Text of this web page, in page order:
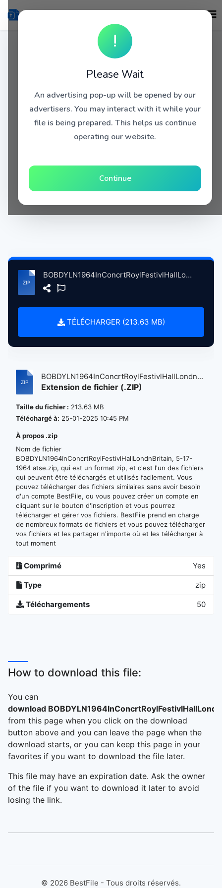
!
Please Wait
An advertising pop-up will be opened by our
advertisers. You may interact with it while your
file is being prepared. This helps us continue
operating our website.
Continue
BOBDYLN1964InConcrtRoylFestivlHallLondnBritain, 5-17-1964 atse.zip
TÉLÉCHARGER (213.63 MB)
BOBDYLN1964InConcrtRoylFestivlHallLondn...
Extension de fichier (.ZIP)
Taille du fichier : 213.63 MB
Téléchargé à: 25-01-2025 10:45 PM
À propos .zip
Nom de fichier
BOBDYLN1964InConcrtRoylFestivlHallLondnBritain, 5-17-
1964 atse.zip, qui est un format zip, et c'est l'un des fichiers
qui peuvent être téléchargés et utilisés facilement. Vous
pouvez télécharger des fichiers similaires sans avoir besoin
d'un compte BestFile, ou vous pouvez créer un compte en
cliquant sur le bouton d'inscription et vous pourrez
télécharger et gérer vos fichiers. BestFile prend en charge
de nombreux formats de fichiers et vous pouvez télécharger
vos fichiers et les partager n'importe où et les télécharger à
tout moment
Comprimé Yes
Type zip
Téléchargements 50
How to download this file:
You can
download BOBDYLN1964InConcrtRoylFestivlHallLondn
from this page when you click on the download
button above and you can leave the page when the
download starts, or you can keep this page in your
favorites if you want to download the file later.
This file may have an expiration date. Ask the owner
of the file if you want to download it later to avoid
losing the link.
© 2026 BestFile - Tous droits réservés.